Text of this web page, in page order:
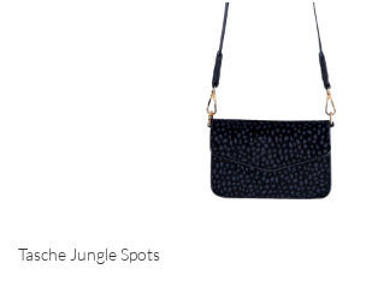
Tasche Jungle Spots